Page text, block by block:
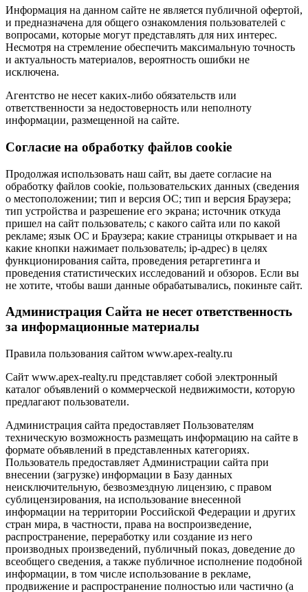
Информация на данном сайте не является публичной офертой,
и предназначена для общего ознакомления пользователей с
вопросами, которые могут представлять для них интерес.
Несмотря на стремление обеспечить максимальную точность
и актуальность материалов, вероятность ошибки не
исключена.
Агентство не несет каких-либо обязательств или
ответственности за недостоверность или неполноту
информации, размещенной на сайте.
Cогласие на обработку файлов cookie
Продолжая использовать наш сайт, вы даете согласие на
обработку файлов cookie, пользовательских данных (сведения
о местоположении; тип и версия ОС; тип и версия Браузера;
тип устройства и разрешение его экрана; источник откуда
пришел на сайт пользователь; с какого сайта или по какой
рекламе; язык ОС и Браузера; какие страницы открывает и на
какие кнопки нажимает пользователь; ip-адрес) в целях
функционирования сайта, проведения ретаргетинга и
проведения статистических исследований и обзоров. Если вы
не хотите, чтобы ваши данные обрабатывались, покиньте сайт.
Администрация Сайта не несет ответственность
за информационные материалы
Правила пользования сайтом www.apex-realty.ru
Сайт www.apex-realty.ru представляет собой электронный
каталог объявлений о коммерческой недвижимости, которую
предлагают пользователи.
Администрация сайта предоставляет Пользователям
техническую возможность размещать информацию на сайте в
формате объявлений в представленных категориях.
Пользователь предоставляет Администрации сайта при
внесении (загрузке) информации в Базу данных
неисключительную, безвозмездную лицензию, с правом
сублицензирования, на использование внесенной
информации на территории Российской Федерации и других
стран мира, в частности, права на воспроизведение,
распространение, переработку или создание из него
производных произведений, публичный показ, доведение до
всеобщего сведения, а также публичное исполнение подобной
информации, в том числе использование в рекламе,
продвижение и распространение полностью или частично (а